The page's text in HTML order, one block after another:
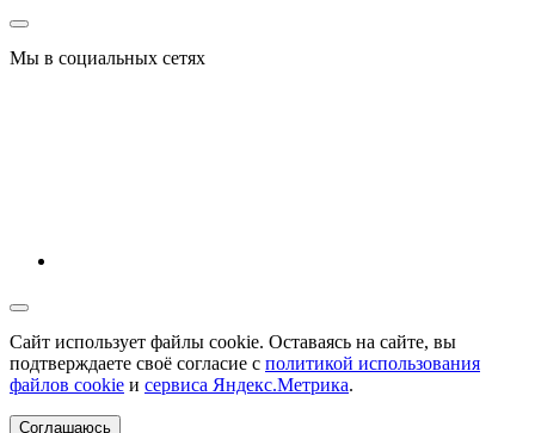
Мы в социальных сетях
Сайт использует файлы cookie. Оставаясь на сайте, вы
подтверждаете своё согласие с политикой использования
файлов cookie и сервиса Яндекс.Метрика.
Соглашаюсь